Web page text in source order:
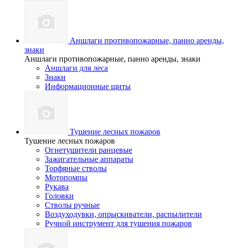
Аншлаги противопожарные, панно аренды,
знаки
Аншлаги противопожарные, панно аренды, знаки
Аншлаги для леса
Знаки
Информационные щиты
Тушение лесных пожаров
Тушение лесных пожаров
Огнетушители ранцевые
Зажигательные аппараты
Торфяные стволы
Мотопомпы
Рукава
Головки
Стволы ручные
Воздуходувки, опрыскиватели, распылители
Ручной инструмент для тушения пожаров